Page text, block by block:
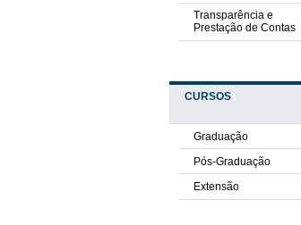
Transparência e
Prestação de Contas
CURSOS
Graduação
Pós-Graduação
Extensão